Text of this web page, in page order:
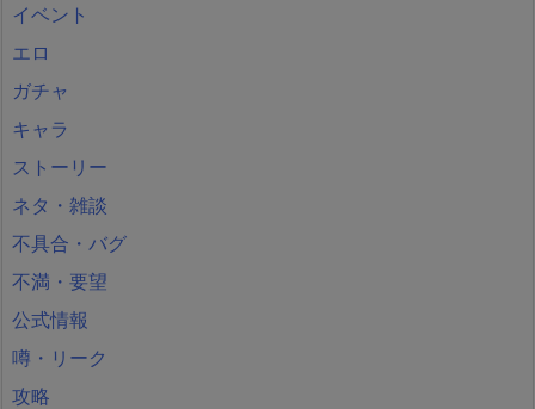
イベント
エロ
ガチャ
キャラ
ストーリー
ネタ・雑談
不具合・バグ
不満・要望
公式情報
噂・リーク
攻略